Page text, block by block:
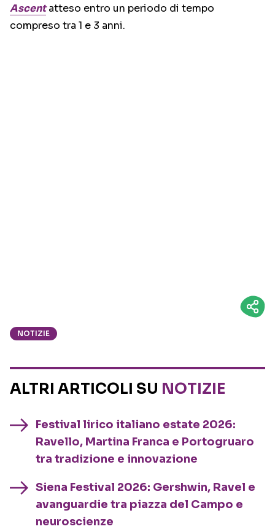
Ascentatteso entro un periodo di tempo
compreso tra 1 e 3 anni.
NOTIZIE
ALTRI ARTICOLI SU NOTIZIE
Festival lirico italiano estate 2026:
Ravello, Martina Franca e Portogruaro
tra tradizione e innovazione
Siena Festival 2026: Gershwin, Ravel e
avanguardie tra piazza del Campo e
neuroscienze